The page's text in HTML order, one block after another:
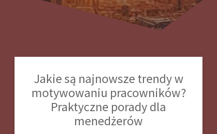
Jakie są najnowsze trendy w
motywowaniu pracowników?
Praktyczne porady dla
menedżerów